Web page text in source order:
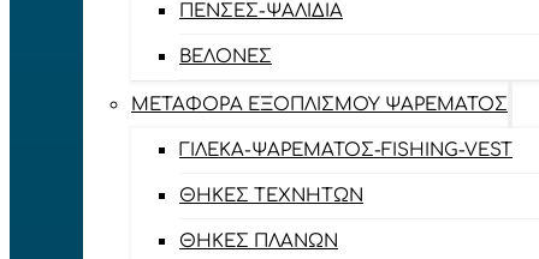
ΠΈΝΣΕΣ-ΨΑΛΊΔΙΑ
ΒΕΛΌΝΕΣ
ΜΕΤΑΦΟΡΆ ΕΞΟΠΛΙΣΜΟΎ ΨΑΡΈΜΑΤΟΣ
ΓΙΛΈΚΑ-ΨΑΡΈΜΑΤΟΣ-FISHING-VEST
ΘΉΚΕΣ ΤΕΧΝΗΤΏΝ
ΘΉΚΕΣ ΠΛΆΝΩΝ